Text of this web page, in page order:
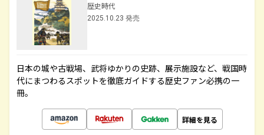
歴史時代
2025.10.23 発売
日本の城や古戦場、武将ゆかりの史跡、展示施設など、戦国時
代にまつわるスポットを徹底ガイドする歴史ファン必携の一
冊。
詳細を見る